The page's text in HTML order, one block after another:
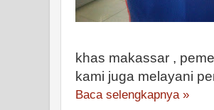
khas makassar ,
kami juga melayani
Baca selengkapnya »